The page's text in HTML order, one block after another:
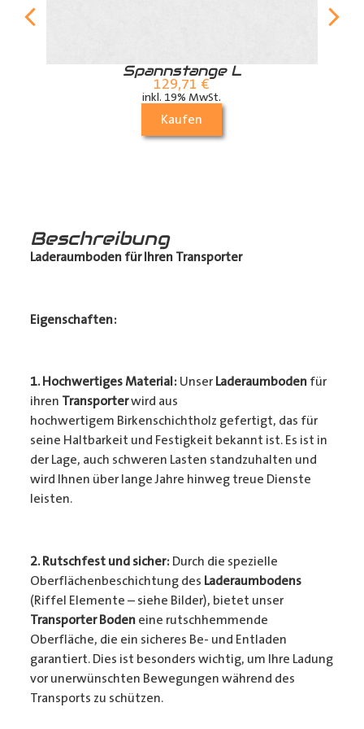
Spannstange L
129,71 €
inkl. 19% MwSt.
Kaufen
Beschreibung
Laderaumboden für Ihren Transporter
Eigenschaften:
1. Hochwertiges Material: Unser Laderaumbodenfür
ihren Transporterwird aus
hochwertigem Birkenschichtholz gefertigt, das für
seine Haltbarkeit und Festigkeit bekannt ist. Es ist in
der Lage, auch schweren Lasten standzuhalten und
wird Ihnen über lange Jahre hinweg treue Dienste
leisten.
2. Rutschfest und sicher: Durch die spezielle
Oberflächenbeschichtung des Laderaumbodens
(Riffel Elemente – siehe Bilder), bietet unser
Transporter Bodeneine rutschhemmende
Oberfläche, die ein sicheres Be- und Entladen
garantiert. Dies ist besonders wichtig, um Ihre Ladung
vor unerwünschten Bewegungen während des
Transports zu schützen.